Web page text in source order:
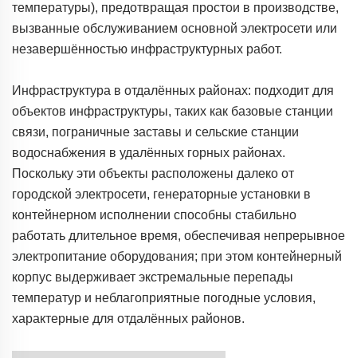
температуры), предотвращая простои в производстве,
вызванные обслуживанием основной электросети или
незавершённостью инфраструктурных работ.
Инфраструктура в отдалённых районах: подходит для
объектов инфраструктуры, таких как базовые станции
связи, пограничные заставы и сельские станции
водоснабжения в удалённых горных районах.
Поскольку эти объекты расположены далеко от
городской электросети, генераторные установки в
контейнерном исполнении способны стабильно
работать длительное время, обеспечивая непрерывное
электропитание оборудования; при этом контейнерный
корпус выдерживает экстремальные перепады
температур и неблагоприятные погодные условия,
характерные для отдалённых районов.